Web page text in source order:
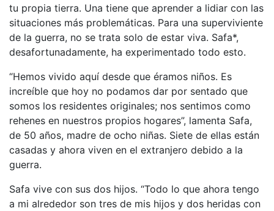
tu propia tierra. Una tiene que aprender a lidiar con las
situaciones más problemáticas. Para una superviviente
de la guerra, no se trata solo de estar viva. Safa*,
desafortunadamente, ha experimentado todo esto.
“Hemos vivido aquí desde que éramos niños. Es
increíble que hoy no podamos dar por sentado que
somos los residentes originales; nos sentimos como
rehenes en nuestros propios hogares”, lamenta Safa,
de 50 años, madre de ocho niñas. Siete de ellas están
casadas y ahora viven en el extranjero debido a la
guerra.
Safa vive con sus dos hijos. “Todo lo que ahora tengo
a mi alrededor son tres de mis hijos y dos heridas con